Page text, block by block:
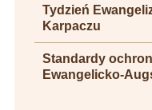
Tydzień
Karpaczu
Standardy
Ewangelicko-